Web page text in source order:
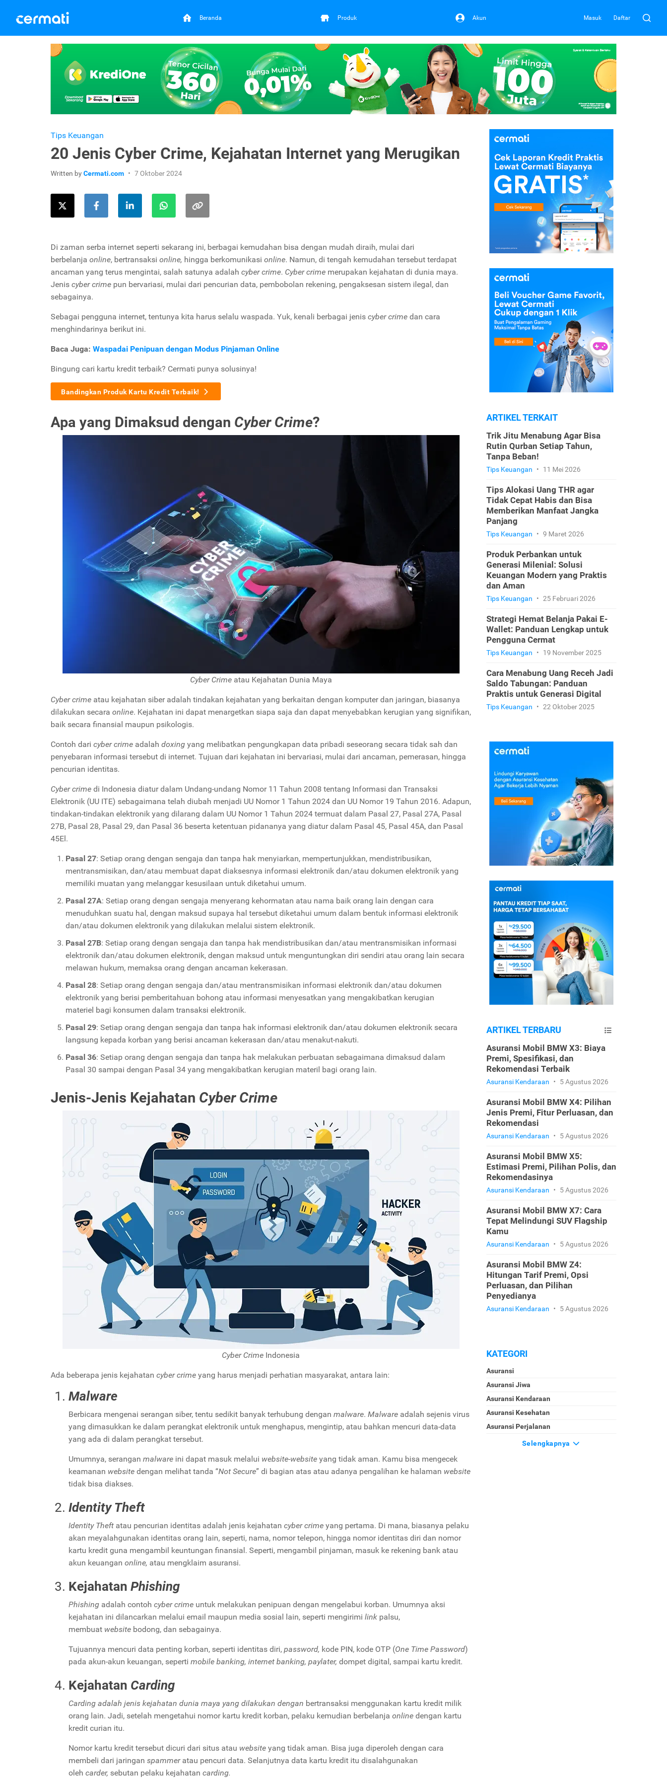
Beranda Produk Akun Masuk Daftar
Tips Keuangan
20 Jenis Cyber Crime, Kejahatan Internet yang Merugikan
Written byCermati.com 7 Oktober 2024
Di zaman serba internet seperti sekarang ini, berbagai kemudahan bisa dengan mudah diraih, mulai dari
berbelanja online, bertransaksi online, hingga berkomunikasi online. Namun, di tengah kemudahan tersebut terdapat
ancaman yang terus mengintai, salah satunya adalah cyber crime. Cyber crime merupakan kejahatan di dunia maya.
Jenis cyber crime pun bervariasi, mulai dari pencurian data, pembobolan rekening, pengaksesan sistem ilegal, dan
sebagainya.
Sebagai pengguna internet, tentunya kita harus selalu waspada. Yuk, kenali berbagai jenis cyber crime dan cara
menghindarinya berikut ini.
Baca Juga: Waspadai Penipuan dengan Modus Pinjaman Online
Bingung cari kartu kredit terbaik? Cermati punya solusinya!
Bandingkan Produk Kartu Kredit Terbaik!
Apa yang Dimaksud dengan Cyber Crime?
Cyber Crimeatau Kejahatan Dunia Maya
Cyber crime atau kejahatan siber adalah tindakan kejahatan yang berkaitan dengan komputer dan jaringan, biasanya
dilakukan secara online. Kejahatan ini dapat menargetkan siapa saja dan dapat menyebabkan kerugian yang signifikan,
baik secara finansial maupun psikologis.
Contoh dari cyber crime adalah doxing yang melibatkan pengungkapan data pribadi seseorang secara tidak sah dan
penyebaran informasi tersebut di internet. Tujuan dari kejahatan ini bervariasi, mulai dari ancaman, pemerasan, hingga
pencurian identitas.
Cyber crime di Indonesia diatur dalam Undang-undang Nomor 11 Tahun 2008 tentang Informasi dan Transaksi
Elektronik (UU ITE) sebagaimana telah diubah menjadi UU Nomor 1 Tahun 2024 dan UU Nomor 19 Tahun 2016. Adapun,
tindakan-tindakan elektronik yang dilarang dalam UU Nomor 1 Tahun 2024 termuat dalam Pasal 27, Pasal 27A, Pasal
27B, Pasal 28, Pasal 29, dan Pasal 36 beserta ketentuan pidananya yang diatur dalam Pasal 45, Pasal 45A, dan Pasal
45El.
Pasal 27: Setiap orang dengan sengaja dan tanpa hak menyiarkan, mempertunjukkan, mendistribusikan,
mentransmisikan, dan/atau membuat dapat diaksesnya informasi elektronik dan/atau dokumen elektronik yang
memiliki muatan yang melanggar kesusilaan untuk diketahui umum.
Pasal 27A: Setiap orang dengan sengaja menyerang kehormatan atau nama baik orang lain dengan cara
menuduhkan suatu hal, dengan maksud supaya hal tersebut diketahui umum dalam bentuk informasi elektronik
dan/atau dokumen elektronik yang dilakukan melalui sistem elektronik.
Pasal 27B: Setiap orang dengan sengaja dan tanpa hak mendistribusikan dan/atau mentransmisikan informasi
elektronik dan/atau dokumen elektronik, dengan maksud untuk menguntungkan diri sendiri atau orang lain secara
melawan hukum, memaksa orang dengan ancaman kekerasan.
Pasal 28: Setiap orang dengan sengaja dan/atau mentransmisikan informasi elektronik dan/atau dokumen
elektronik yang berisi pemberitahuan bohong atau informasi menyesatkan yang mengakibatkan kerugian
materiel bagi konsumen dalam transaksi elektronik.
Pasal 29: Setiap orang dengan sengaja dan tanpa hak informasi elektronik dan/atau dokumen elektronik secara
langsung kepada korban yang berisi ancaman kekerasan dan/atau menakut-nakuti.
Pasal 36: Setiap orang dengan sengaja dan tanpa hak melakukan perbuatan sebagaimana dimaksud dalam
Pasal 30 sampai dengan Pasal 34 yang mengakibatkan kerugian materil bagi orang lain.
Jenis-Jenis Kejahatan Cyber Crime
Cyber Crime Indonesia
Ada beberapa jenis kejahatan cyber crime yang harus menjadi perhatian masyarakat, antara lain:
Malware
Berbicara mengenai serangan siber, tentu sedikit banyak terhubung dengan malware. Malware adalah sejenis virus
yang dimasukkan ke dalam perangkat elektronik untuk menghapus, mengintip, atau bahkan mencuri data-data
yang ada di dalam perangkat tersebut.
Umumnya, serangan malware ini dapat masuk melalui website-website yang tidak aman. Kamu bisa mengecek
keamanan website dengan melihat tanda “Not Secure” di bagian atas atau adanya pengalihan ke halaman website
tidak bisa diakses.
Identity Theft
Identity Theft atau pencurian identitas adalah jenis kejahatan cyber crime yang pertama. Di mana, biasanya pelaku
akan meyalahgunakan identitas orang lain, seperti, nama, nomor telepon, hingga nomor identitas diri dan nomor
kartu kredit guna mengambil keuntungan finansial. Seperti, mengambil pinjaman, masuk ke rekening bank atau
akun keuangan online, atau mengklaim asuransi.
Kejahatan Phishing
Phishing adalah contoh cyber crime untuk melakukan penipuan dengan mengelabui korban. Umumnya aksi
kejahatan ini dilancarkan melalui email maupun media sosial lain, seperti mengirimi link palsu,
membuat website bodong, dan sebagainya.
Tujuannya mencuri data penting korban, seperti identitas diri, password, kode PIN, kode OTP (One Time Password)
pada akun-akun keuangan, seperti mobile banking, internet banking, paylater, dompet digital, sampai kartu kredit.
Kejahatan Carding
Carding adalah jenis kejahatan dunia maya yang dilakukan dengan bertransaksi menggunakan kartu kredit milik
orang lain. Jadi, setelah mengetahui nomor kartu kredit korban, pelaku kemudian berbelanja online dengan kartu
kredit curian itu.
Nomor kartu kredit tersebut dicuri dari situs atau website yang tidak aman. Bisa juga diperoleh dengan cara
membeli dari jaringan spammer atau pencuri data. Selanjutnya data kartu kredit itu disalahgunakan
oleh carder, sebutan pelaku kejahatan carding.
ARTIKEL TERKAIT
Trik Jitu Menabung Agar Bisa
Rutin Qurban Setiap Tahun,
Tanpa Beban!
Tips Keuangan • 11 Mei 2026
Tips Alokasi Uang THR agar
Tidak Cepat Habis dan Bisa
Memberikan Manfaat Jangka
Panjang
Tips Keuangan • 9 Maret 2026
Produk Perbankan untuk
Generasi Milenial: Solusi
Keuangan Modern yang Praktis
dan Aman
Tips Keuangan • 25 Februari 2026
Strategi Hemat Belanja Pakai E-
Wallet: Panduan Lengkap untuk
Pengguna Cermat
Tips Keuangan • 19 November 2025
Cara Menabung Uang Receh Jadi
Saldo Tabungan: Panduan
Praktis untuk Generasi Digital
Tips Keuangan • 22 Oktober 2025
ARTIKEL TERBARU
Asuransi Mobil BMW X3: Biaya
Premi, Spesifikasi, dan
Rekomendasi Terbaik
Asuransi Kendaraan • 5 Agustus 2026
Asuransi Mobil BMW X4: Pilihan
Jenis Premi, Fitur Perluasan, dan
Rekomendasi
Asuransi Kendaraan • 5 Agustus 2026
Asuransi Mobil BMW X5:
Estimasi Premi, Pilihan Polis, dan
Rekomendasinya
Asuransi Kendaraan • 5 Agustus 2026
Asuransi Mobil BMW X7: Cara
Tepat Melindungi SUV Flagship
Kamu
Asuransi Kendaraan • 5 Agustus 2026
Asuransi Mobil BMW Z4:
Hitungan Tarif Premi, Opsi
Perluasan, dan Pilihan
Penyedianya
Asuransi Kendaraan • 5 Agustus 2026
KATEGORI
Asuransi
Asuransi Jiwa
Asuransi Kendaraan
Asuransi Kesehatan
Asuransi Perjalanan
Selengkapnya